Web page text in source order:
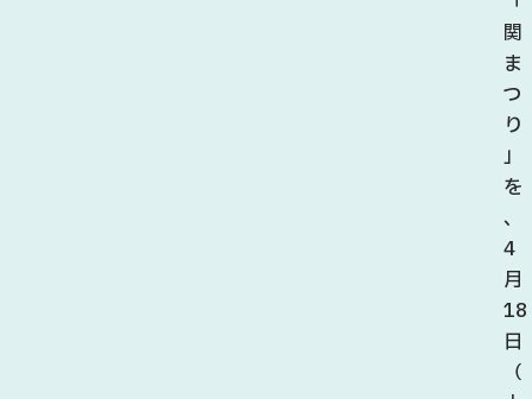
関
ま
つ
り
」
を
、
4
月
18
日
（